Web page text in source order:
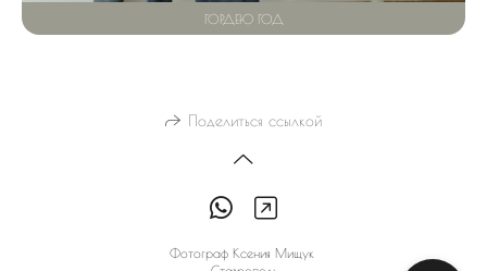
ГОРДЕЮ ГОД
Поделиться ссылкой
Фотограф Ксения Мищук